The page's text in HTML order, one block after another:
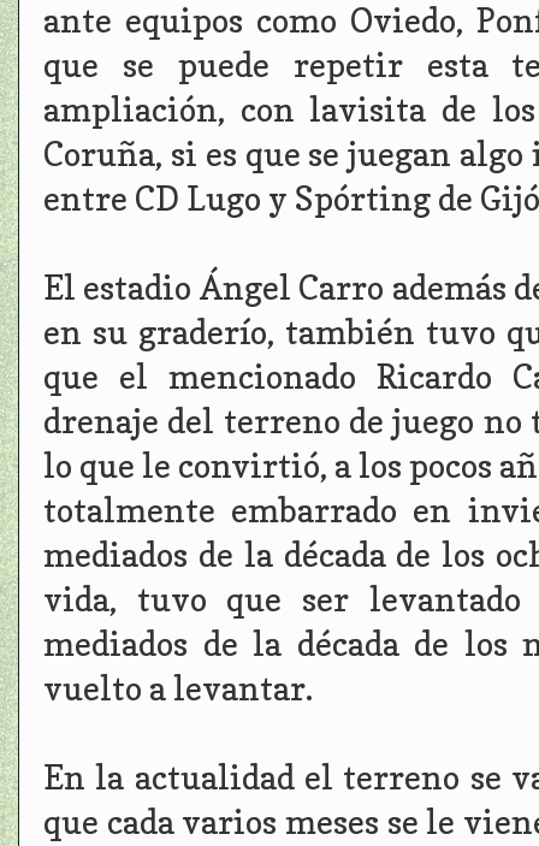
ante equipos como Oviedo,
que se puede repetir esta
ampliación, con lavisita de
Coruña, si es que se juegan
entre CD Lugo y Spórting de
El estadio Ángel Carro además
en su graderío, también tuvo
que el mencionado Ricardo
drenaje del terreno de juego
lo que le convirtió, a los pocos
totalmente embarrado en
mediados de la década de los
vida, tuvo que ser
mediados de la década de los
vuelto a levantar.
En la actualidad el terreno se
que cada varios meses se le